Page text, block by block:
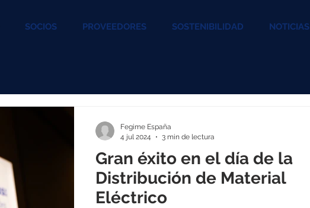
SOCIOS PROVEEDORES SOSTENIBILIDAD NOTICIAS
Gran éxito en el día de la
Distribución de Material
Eléctrico
Fegime España
4 jul 2024
3 min de lectura